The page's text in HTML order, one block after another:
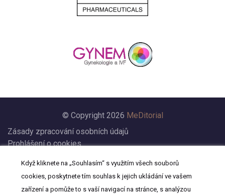
© Copyright 2026 MeDitorial
Zásady zpracování osobních údajů
Prohlášení o cookies
Prohlášení
Kontakt
Když kliknete na „Souhlasím“ s využitím všech souborů
cookies, poskytnete tím souhlas k jejich ukládání ve vašem
zařízení a pomůže to s vaší navigací na stránce, s analýzou